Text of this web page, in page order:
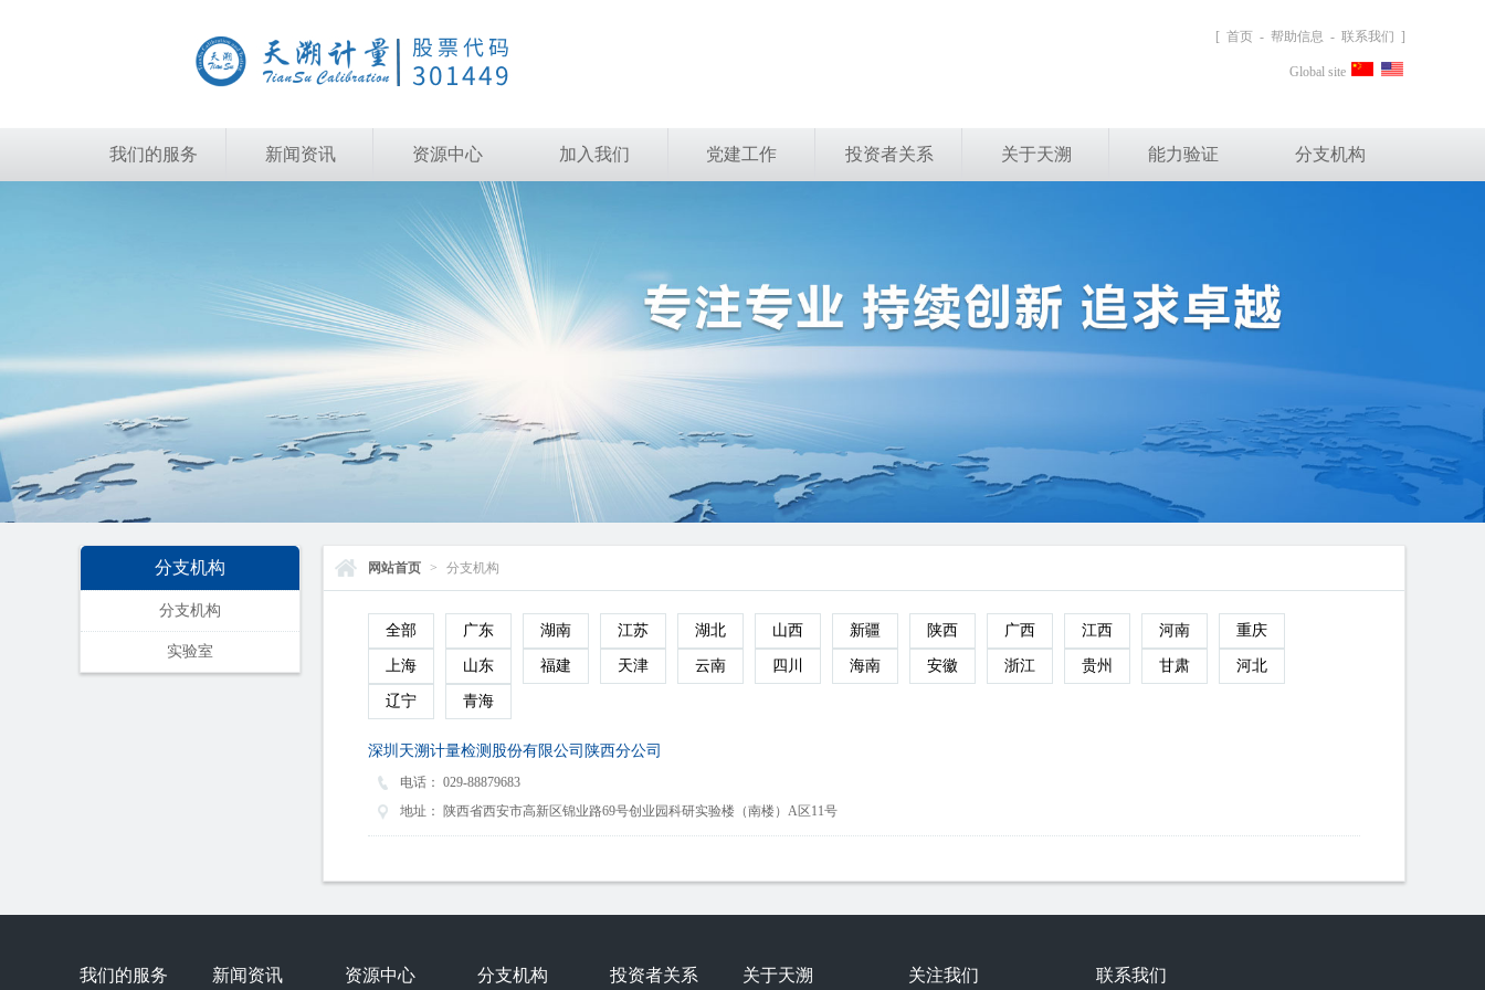
[ 首页 - 帮助信息 - 联系我们 ]
Global site
我们的服务 新闻资讯 资源中心 加入我们 党建工作 投资者关系 关于天溯 能力验证 分支机构
分支机构
分支机构
实验室
网站首页 > 分支机构
全部 广东 湖南 江苏 湖北 山西 新疆 陕西 广西 江西 河南 重庆
上海 山东 福建 天津 云南 四川 海南 安徽 浙江 贵州 甘肃 河北
辽宁 青海
深圳天溯计量检测股份有限公司陕西分公司
电话： 029-88879683
地址： 陕西省西安市高新区锦业路69号创业园科研实验楼（南楼）A区11号
我们的服务 新闻资讯 资源中心 分支机构 投资者关系 关于天溯 关注我们 联系我们